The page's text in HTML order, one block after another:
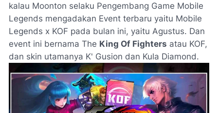
kalau Moonton selaku Pengembang Game Mobile
Legends mengadakan Event terbaru yaitu Mobile
Legends x KOF pada bulan ini, yaitu Agustus. Dan
event ini bernama The King Of Fighters atau KOF,
dan skin utamanya K' Gusion dan Kula Diamond.